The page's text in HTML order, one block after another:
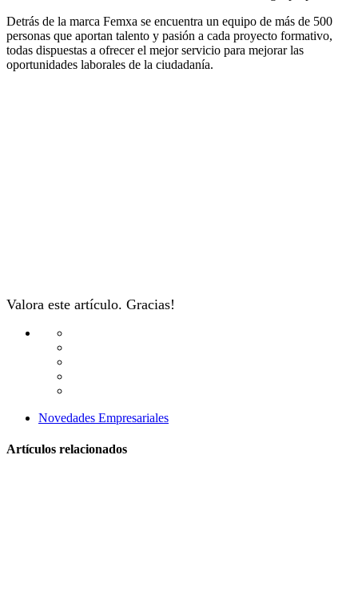
Detrás de la marca Femxa se encuentra un equipo de más de 500
personas que aportan talento y pasión a cada proyecto formativo,
todas dispuestas a ofrecer el mejor servicio para mejorar las
oportunidades laborales de la ciudadanía.
Valora este artículo. Gracias!
Novedades Empresariales
Artículos relacionados